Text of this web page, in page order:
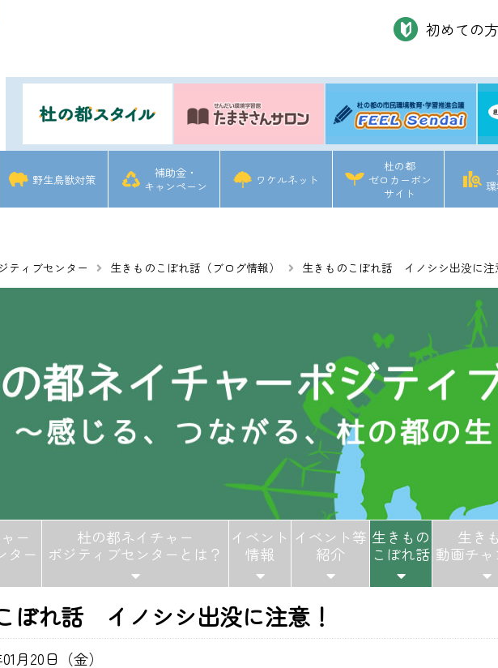
初めての
野生鳥獣対策
補助金・
キャンペーン
ワケルネット
杜の都
ゼロカーボン
サイト
ティブセンター 生きものこぼれ話（ブログ情報） 生きものこぼれ話 イノシシ出没に注
ー
ター
杜の都ネイチャー
ポジティブセンターとは？
イベント
情報
イベント等
紹介
生きもの
こぼれ話
生き
動画チ
ぼれ話 イノシシ出没に注意！
月20日（金）